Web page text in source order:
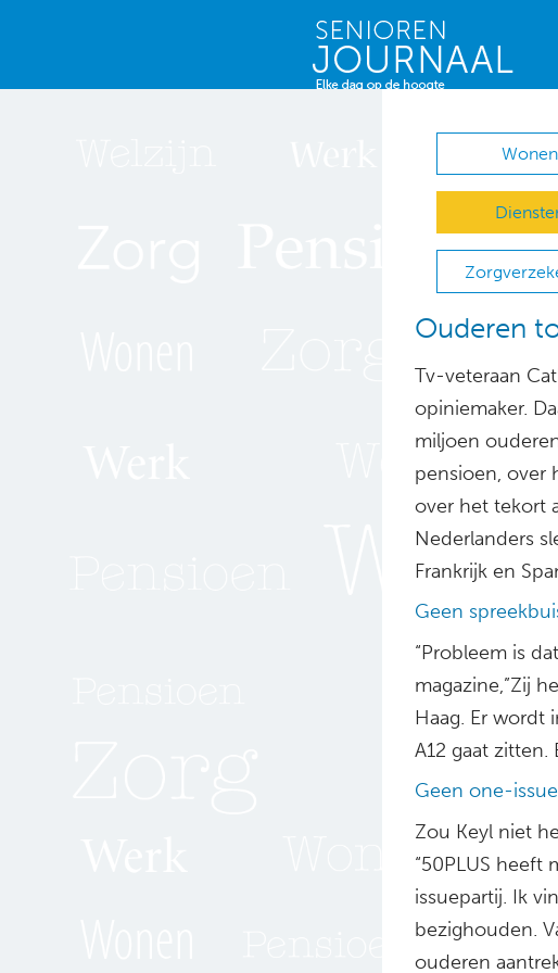
Wonen
Ouderen
Tv-veteraan
opiniemaker.
miljoen
pensioen, over
over het tekort
Nederlanders
Frankrijk en
Geen
“Probleem is
magazine,”Zij
Haag. Er wordt
A12 gaat zitten.
Geen one-
Zou Keyl niet
“50PLUS heeft
issuepartij. Ik
bezighouden.
ouderen